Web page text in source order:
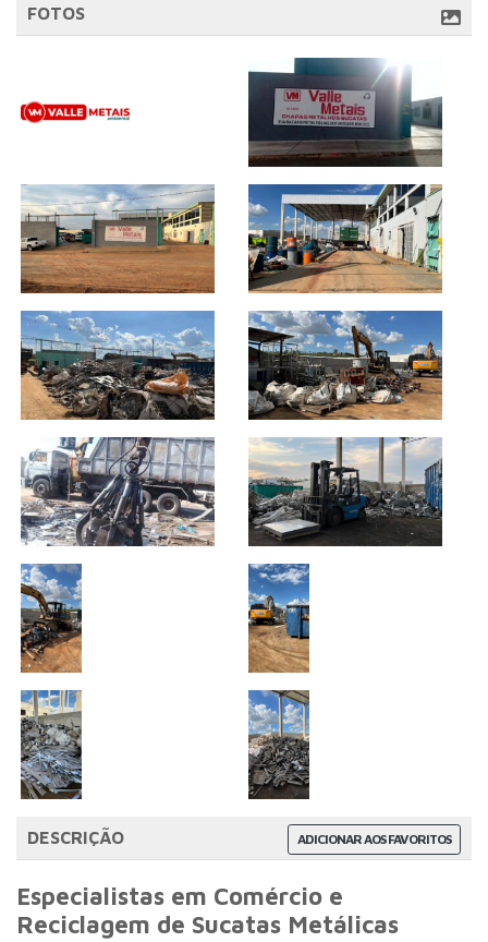
FOTOS
ADICIONAR AOS FAVORITOS
DESCRIÇÃO
Especialistas em Comércio e
Reciclagem de Sucatas Metálicas